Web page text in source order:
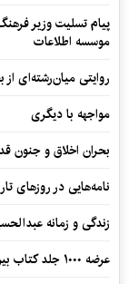
پیام تسلیت وزیر
موسسه اطلاعات
روایتی میان‌رشته‌ای
مواجهه با دیگری
بحران اخلاق و جنون
نامه‌هایی در روزهای
زندگی و زمانه
عرضه ۱۰۰۰ جلد کتاب بین زائران اربعین در مرزهای کرمانشاه